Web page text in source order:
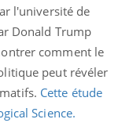
l'université de
Donald Trump
comment le
peut révéler
Cette étude
Science.